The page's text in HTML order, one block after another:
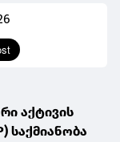
აქტივის
საქმიანობა